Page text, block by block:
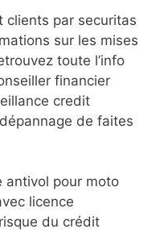
clients par securitas
sur les mises
toute l’info
financier
credit
de faites
antivol pour moto
licence
du crédit